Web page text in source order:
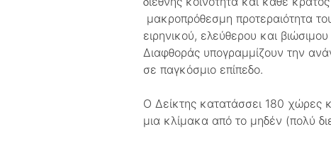
μακροπρόθεσμη προτεραιότητα
ειρηνικού, ελεύθερου και
Διαφθοράς υπογραμμίζουν την
σε παγκόσμιο επίπεδο.
Ο Δείκτης κατατάσσει 180 χώρες
μια κλίμακα από το μηδέν (πολύ